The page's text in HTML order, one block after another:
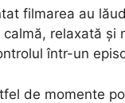
filmarea au
relaxată
într-un
de momente